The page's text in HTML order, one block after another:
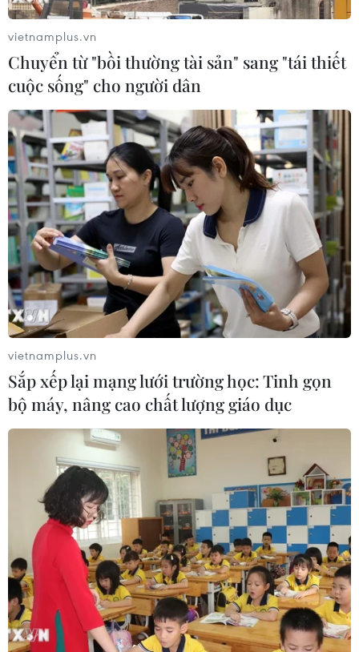
TIN CÙNG CHUYÊN MỤC
Đồng USD dao động quanh mức đáy
2 tháng
10/08/2026 06:03
vietnamplus.vn
Chuyển từ "bồi thường tài sản" sang "tái thiết
cuộc sống" cho người dân
vietnamplus.vn
Sắp xếp lại mạng lưới trường học: Tinh gọn
bộ máy, nâng cao chất lượng giáo dục